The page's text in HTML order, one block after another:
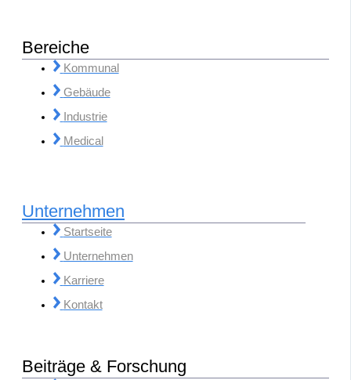
Bereiche
Kommunal
Gebäude
Industrie
Medical
Unternehmen
Startseite
Unternehmen
Karriere
Kontakt
Beiträge & Forschung